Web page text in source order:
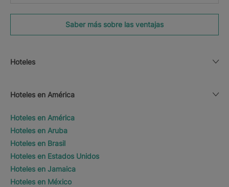
Saber más sobre las ventajas
Hoteles
Hoteles en América
Hoteles en América
Hoteles en Aruba
Hoteles en Brasil
Hoteles en Estados Unidos
Hoteles en Jamaica
Hoteles en México